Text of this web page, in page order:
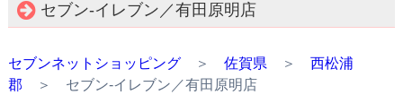
セブン‐イレブン／有田原明店
セブンネットショッピング＞ 佐賀県 ＞ 西松浦
郡 ＞ セブン‐イレブン／有田原明店